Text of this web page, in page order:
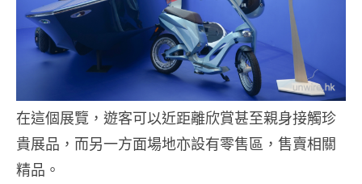
在這個展覽，遊客可以近距離欣賞甚至親身接觸珍
貴展品，而另一方面場地亦設有零售區，售賣相關
精品。